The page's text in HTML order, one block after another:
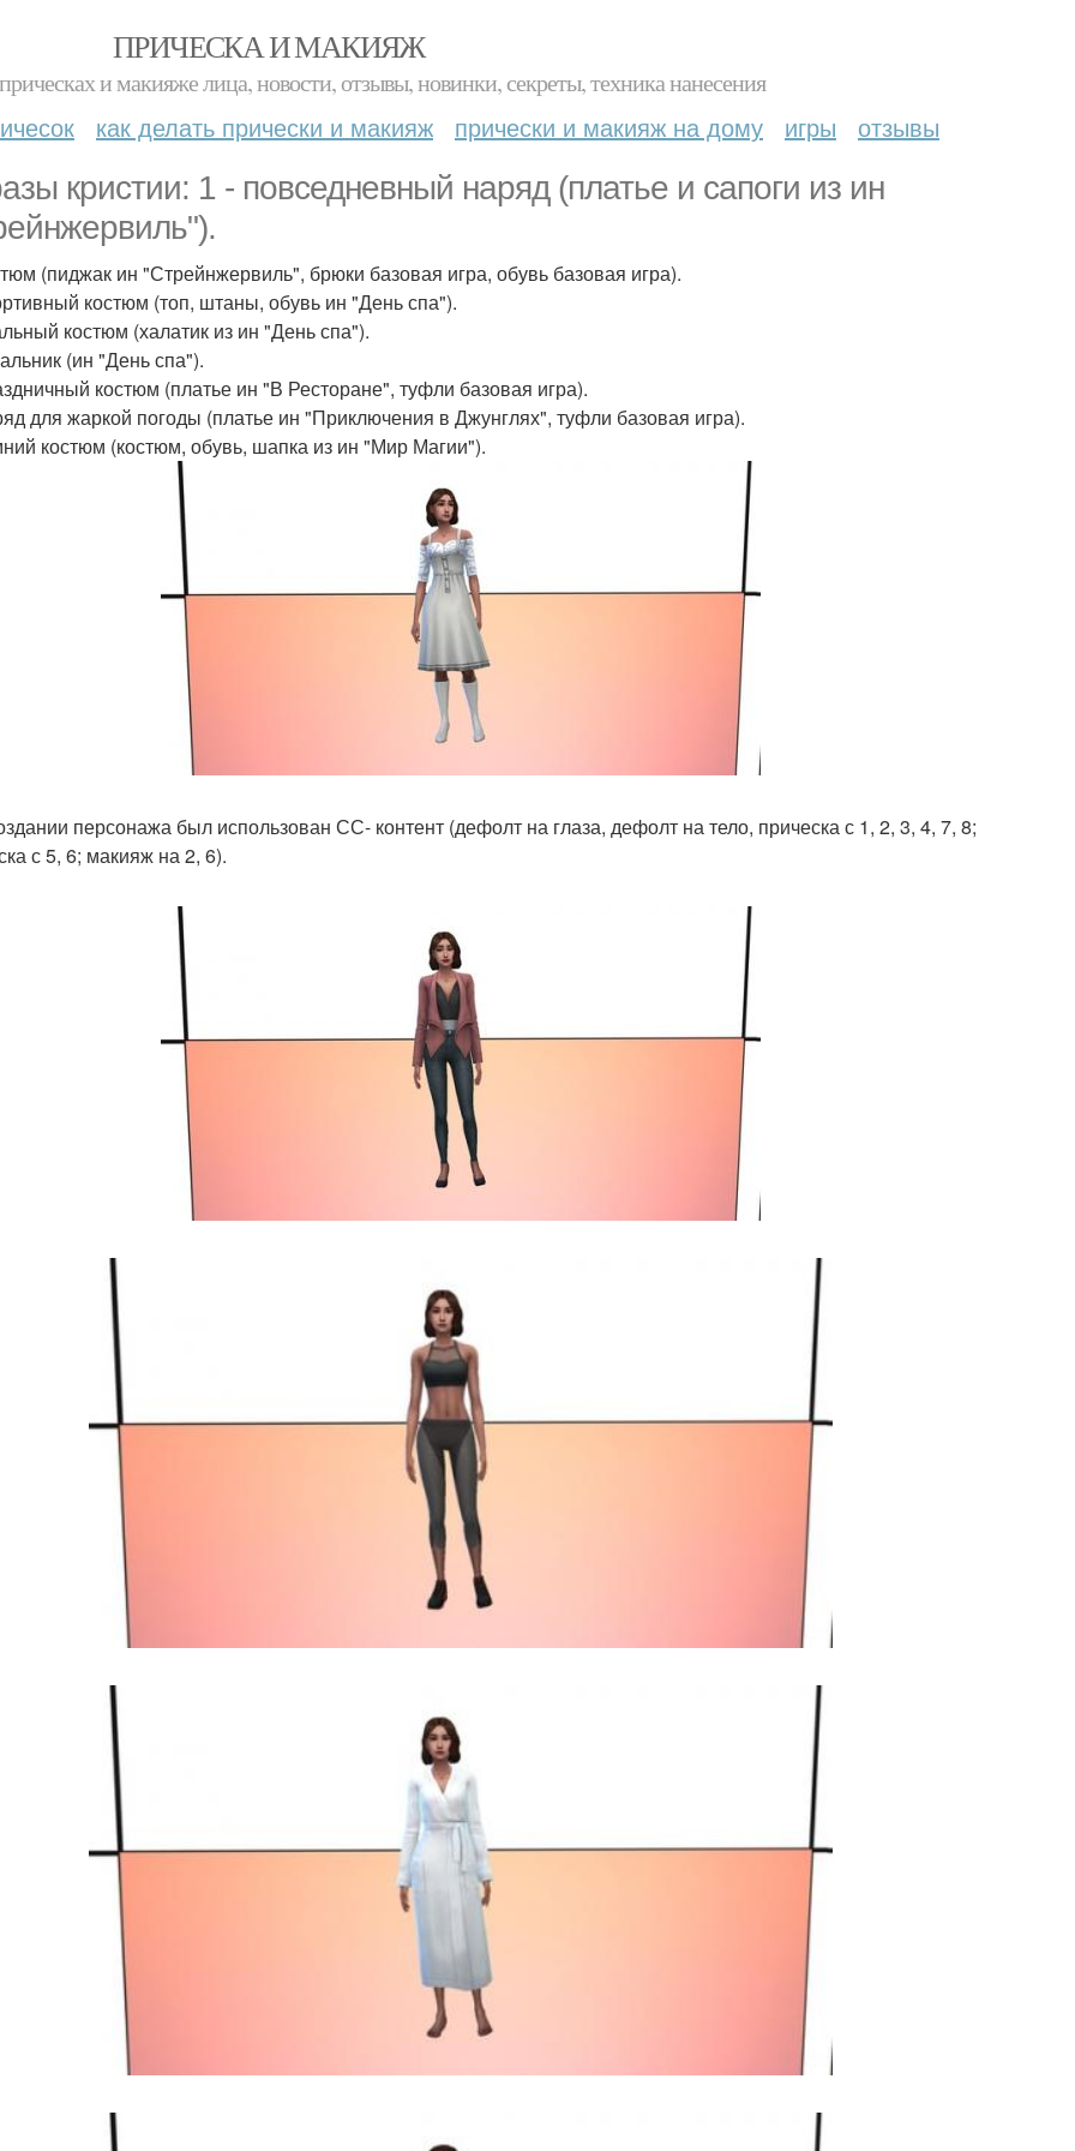
ПРИЧЕСКА И МАКИЯЖ
и макияже лица, новости, отзывы, новинки, секреты, техника нанесения
как делать прически и макияж прически и макияж на дому игры отзывы
кристии: 1 - повседневный наряд (платье и сапоги из ин
(пиджак ин "Стрейнжервиль", брюки базовая игра, обувь базовая игра).
костюм (топ, штаны, обувь ин "День спа").
костюм (халатик из ин "День спа").
(ин "День спа").
костюм (платье ин "В Ресторане", туфли базовая игра).
для жаркой погоды (платье ин "Приключения в Джунглях", туфли базовая игра).
костюм (костюм, обувь, шапка из ин "Мир Магии").
персонажа был использован СС- контент (дефолт на глаза, дефолт на тело, прическа с 1, 2, 3, 4, 7, 8;
с 5, 6; макияж на 2, 6).